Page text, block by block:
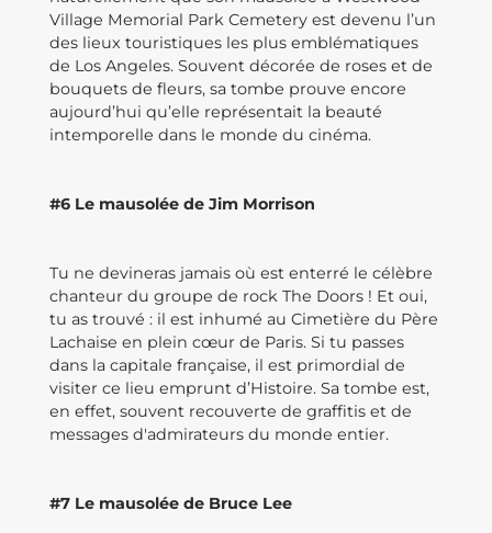
Village Memorial Park Cemetery est devenu l’un
des lieux touristiques les plus emblématiques
de Los Angeles. Souvent décorée de roses et de
bouquets de fleurs, sa tombe prouve encore
aujourd’hui qu’elle représentait la beauté
intemporelle dans le monde du cinéma.
#6 Le mausolée de Jim Morrison
Tu ne devineras jamais où est enterré le célèbre
chanteur du groupe de rock The Doors ! Et oui,
tu as trouvé : il est inhumé au Cimetière du Père
Lachaise en plein cœur de Paris. Si tu passes
dans la capitale française, il est primordial de
visiter ce lieu emprunt d’Histoire. Sa tombe est,
en effet, souvent recouverte de graffitis et de
messages d'admirateurs du monde entier.
#7 Le mausolée de Bruce Lee